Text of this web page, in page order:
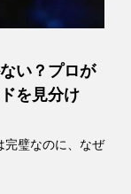
い？プロが
を見分け
完璧なのに、なぜ